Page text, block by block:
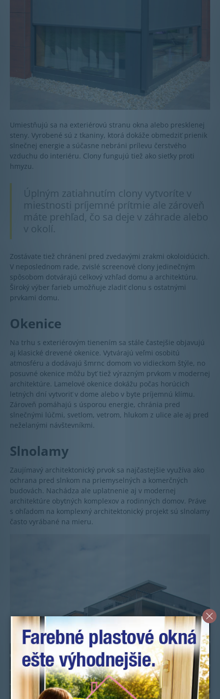
Umiestňujú sa na exteriérovú stranu okna alebo presklenej
steny. Vyrobené sú z tkaniny, ktorá dokáže obmedziť prienik
slnečnej energie a súčasne nebráni prílevu čerstvého
vzduchu do interiéru. Clony fungujú tiež ako sieťky proti
hmyzu.
Úplným zatiahnutím clony vytvoríte v
miestnosti príjemné prítmie ale zároveň
máte prehľad, čo sa deje v záhrade alebo
v okolí.
Zostávate tiež chránení pred zvedavými zrakmi okoloidúcich.
V neposlednom rade, zvislé screenové clony jedinečným
spôsobom dotvárajú celkový vzhľad domu a architektúru.
Široký výber farieb umožňuje zladiť clonu s ostatnými
prvkami domu.
Okenice
Na trhu s exteriérovým tienením sa stále častejšie objavujú
aj klasické drevené okenice. Vytvárajú veľmi osobitú
atmosféru a dodávajú šmrnc domom vo vidieckom štýle, no
posuvné okenice môžu byť tiež výrazným prvkom v modernej
architektúre. Lamelové okenice dokážu počas horúcich
letných dní vytvoriť v dome alebo v byte príjemnú klímu.
Zároveň pomáhajú s úsporou energie, chránia pred
slnečnými lúčmi, svetlom, vetrom, hlukom z ulice ale aj pred
neželanými návštevníkmi.
Slnolamy
Zaujímavý architektonický prvok sa najčastejšie využíva ako
ochrana pred slnkom na priemyselných a komerčných
budovách. Nachádza ale uplatnenie aj v modernej
architektúre obytných komplexov a rodinných domov. Práve
s ohľadom na komplexný architektonický projekt sú slnolamy
často vyrábané na mieru.